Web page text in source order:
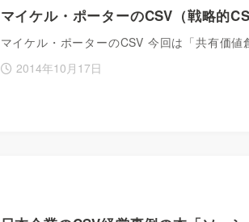
マイケル・ポーターのCSV（戦略的
マイケル・ポーターのCSV 今回は「共有価
2014年10月17日